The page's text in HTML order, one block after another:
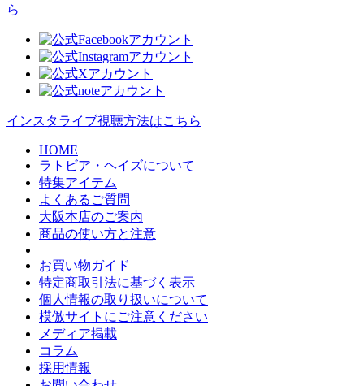
インスタライブ視聴方法はこちら
HOME
ラトビア・ヘイズについて
特集アイテム
よくあるご質問
大阪本店のご案内
商品の使い方と注意
お買い物ガイド
特定商取引法に基づく表示
個人情報の取り扱いについて
模倣サイトにご注意ください
メディア掲載
コラム
採用情報